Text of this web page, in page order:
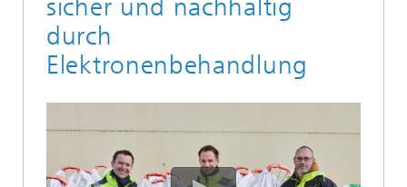
sicher und nachhaltig
durch
Elektronenbehandlung